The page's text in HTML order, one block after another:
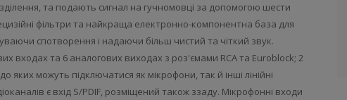
та подають сигнал на гучномовці за допомогою шести
фільтри та найкраща електронно-компонентна база для
спотворення і надаючи більш чистий та чіткий звук.
входах та 6 аналогових виходах з роз'ємами RCA та Euroblock; 2
можуть підключатися як мікрофони, так й інші лінійні
є вхід S/PDIF, розміщений також ззаду. Мікрофонні входи